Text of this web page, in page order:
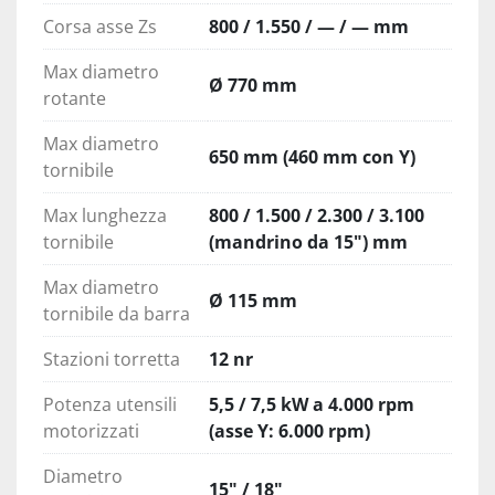
Il design del pianale inclinato di 30° con
baricentro basso garantisce la massima
rigidità strutturale.
La massima potenza di lavorazione
Il motore del mandrino da 37 kW aziona
un cambio a 2 velocità, con una coppia
massima del mandrino di 2.900 Nm.
Torretta servo-indicizzata a 12 stazioni
con elevata rigidità e diametro del disco
della torretta extra-large.
Funzionamento intuitivo
Contropunta programmabile ad alta
efficienza / Contropunta servoassistita ad
alta spinta.
Lunetta fissa manuale ad alta rigidità /
Lunetta fissa autocentrante automatica.
Corsa asse Zs
800 / 1.550 / — / — mm
Max diametro
rotante
Ø 770 mm
Max diametro
tornibile
650 mm (460 mm con Y)
Max lunghezza
tornibile
800 / 1.500 / 2.300 / 3.100
(mandrino da 15") mm
Max diametro
tornibile da barra
Ø 115 mm
Stazioni torretta
12 nr
Potenza utensili
motorizzati
5,5 / 7,5 kW a 4.000 rpm
(asse Y: 6.000 rpm)
Diametro
15" / 18"